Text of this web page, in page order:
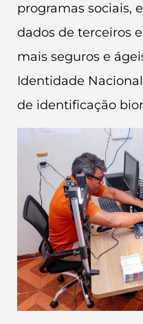
programas sociais,
dados de terceiros
mais seguros e
Identidade
de identificação